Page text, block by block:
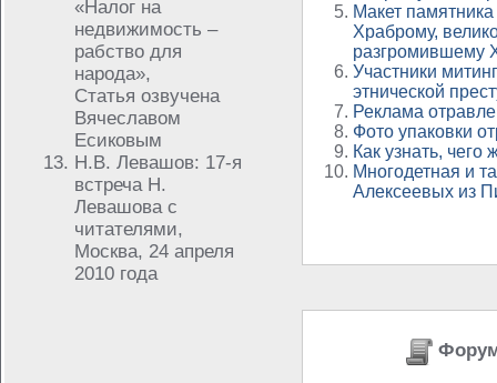
«Налог на
недвижимость –
рабство для
народа»,
Статья озвучена
Вячеславом
Есиковым
Н.В. Левашов: 17-я
встреча Н.
Левашова с
читателями,
Москва, 24 апреля
2010 года
Макет
Храброму,
разгромившему
Участники
этнической
Реклама
Фото упаковки
Как узнать, чего
Многодетная и
Алексеевых из